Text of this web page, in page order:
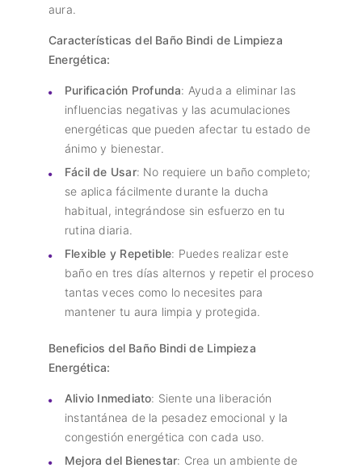
aura.
Características del Baño Bindi de Limpieza
Energética:
Purificación Profunda: Ayuda a eliminar las
influencias negativas y las acumulaciones
energéticas que pueden afectar tu estado de
ánimo y bienestar.
Fácil de Usar: No requiere un baño completo;
se aplica fácilmente durante la ducha
habitual, integrándose sin esfuerzo en tu
rutina diaria.
Flexible y Repetible: Puedes realizar este
baño en tres días alternos y repetir el proceso
tantas veces como lo necesites para
mantener tu aura limpia y protegida.
Beneficios del Baño Bindi de Limpieza
Energética:
Alivio Inmediato: Siente una liberación
instantánea de la pesadez emocional y la
congestión energética con cada uso.
Mejora del Bienestar: Crea un ambiente de